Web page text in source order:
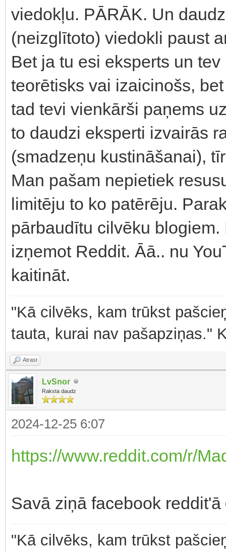
viedokļu. PĀRĀK. Un
(neizglītoto) viedokli paust
Bet ja tu esi eksperts un
teorētisks vai izaicinošs,
tad tevi vienkārši paņems
to daudzi eksperti izvairās
(smadzeņu kustināšanai),
Man pašam nepietiek
limitēju to ko patērēju.
pārbaudītu cilvēku
izņemot Reddit. Āā.. nu
kaitināt.
"Kā cilvēks, kam trūkst
tauta, kurai nav pašapziņas."
Atrast
LvSnor
Raksta daudz
2024-12-25 6:07
https://www.reddit.com/r/
Savā ziņā facebook reddit'ā
"Kā cilvēks, kam trūkst